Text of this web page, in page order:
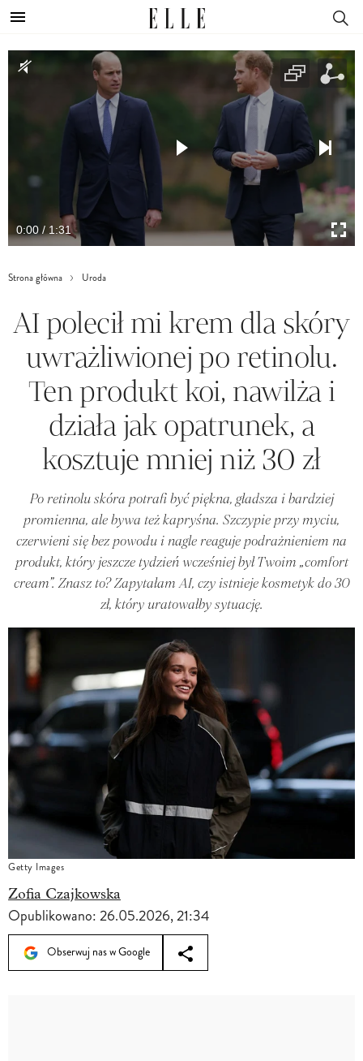
0:00 / 1:31
Strona główna Uroda
AI polecił mi krem dla skóry
uwrażliwionej po retinolu.
Ten produkt koi, nawilża i
działa jak opatrunek, a
kosztuje mniej niż 30 zł
Po retinolu skóra potrafi być piękna, gładsza i bardziej
promienna, ale bywa też kapryśna. Szczypie przy myciu,
czerwieni się bez powodu i nagle reaguje podrażnieniem na
produkt, który jeszcze tydzień wcześniej był Twoim „comfort
cream”. Znasz to? Zapytałam AI, czy istnieje kosmetyk do 30
zł, który uratowałby sytuację.
Getty Images
Zofia Czajkowska
Opublikowano:26.05.2026, 21:34
Obserwuj nas w Google